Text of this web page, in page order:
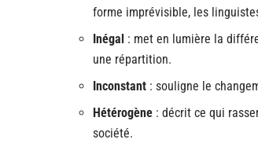
forme imprévisible, les
Inégal : met en lumière la
une répartition.
Inconstant : souligne le
Hétérogène : décrit ce qui
société.